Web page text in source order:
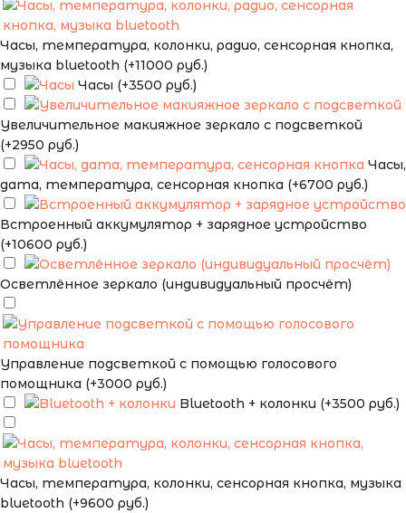
Часы, температура, колонки, радио, сенсорная кнопка,
музыка bluetooth (+11000 руб.)
Часы (+3500 руб.)
Увеличительное макияжное зеркало с подсветкой
(+2950 руб.)
Часы,
дата, температура, сенсорная кнопка (+6700 руб.)
Встроенный аккумулятор + зарядное устройство
(+10600 руб.)
Осветлённое зеркало (индивидуальный просчёт)
Управление подсветкой с помощью голосового
помощника (+3000 руб.)
Bluetooth + колонки (+3500 руб.)
Часы, температура, колонки, сенсорная кнопка, музыка
bluetooth (+9600 руб.)